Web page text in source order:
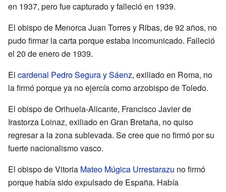
en 1937, pero fue capturado y falleció en 1939.
El obispo de Menorca Juan Torres y Ribas, de 92 años, no
pudo firmar la carta porque estaba incomunicado. Falleció
el 20 de enero de 1939.
El cardenal Pedro Segura y Sáenz, exiliado en Roma, no
la firmó porque ya no ejercía como arzobispo de Toledo.
El obispo de Orihuela-Alicante, Francisco Javier de
Irastorza Loinaz, exiliado en Gran Bretaña, no quiso
regresar a la zona sublevada. Se cree que no firmó por su
fuerte nacionalismo vasco.
El obispo de Vitoria Mateo Múgica Urrestarazu no firmó
porque había sido expulsado de España. Había